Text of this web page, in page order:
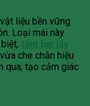
liệu bền vững
Loại mái này
tấm lợp lấy
che chắn hiệu
qua, tạo cảm giác